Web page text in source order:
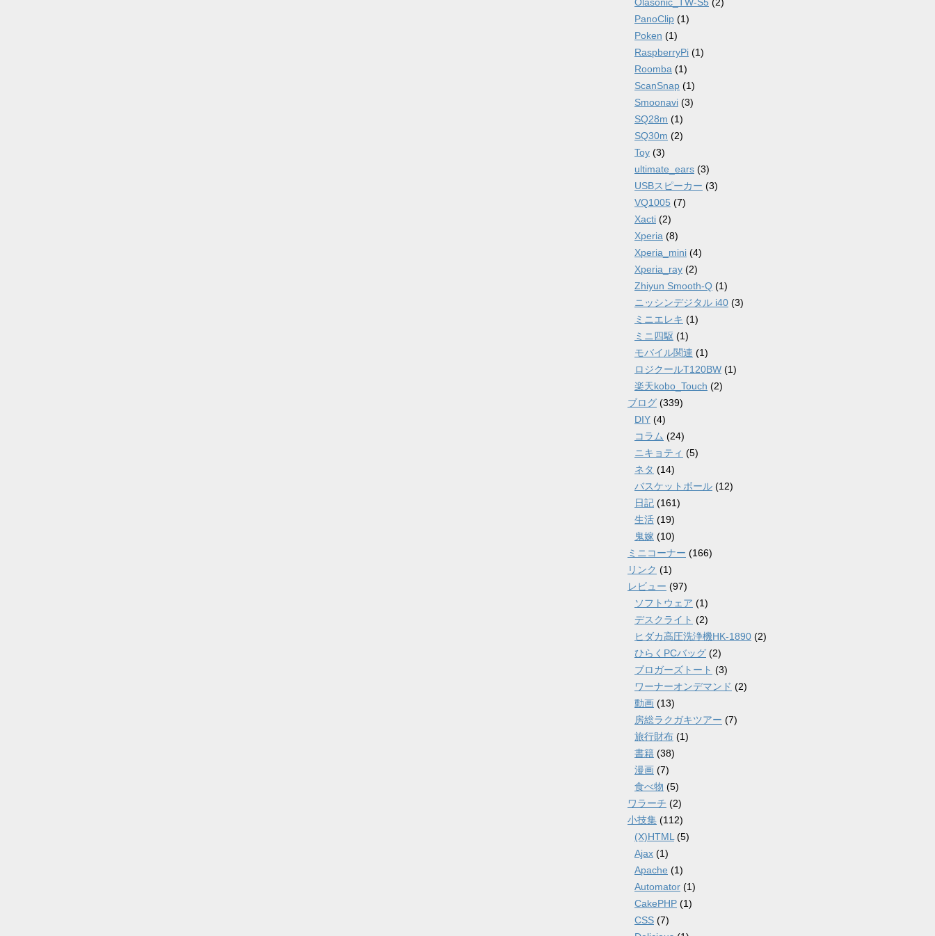
PanoClip (1)
Poken (1)
RaspberryPi (1)
Roomba (1)
ScanSnap (1)
Smoonavi (3)
SQ28m (1)
SQ30m (2)
Toy (3)
ultimate_ears (3)
USBスピーカー (3)
VQ1005 (7)
Xacti (2)
Xperia (8)
Xperia_mini (4)
Xperia_ray (2)
Zhiyun Smooth-Q (1)
ニッシンデジタル i40 (3)
ミニエレキ (1)
ミニ四駆 (1)
モバイル関連 (1)
ロジクールT120BW (1)
楽天kobo_Touch (2)
ブログ (339)
DIY (4)
コラム (24)
ニキョティ (5)
ネタ (14)
バスケットボール (12)
日記 (161)
生活 (19)
鬼嫁 (10)
ミニコーナー (166)
リンク (1)
レビュー (97)
ソフトウェア (1)
デスクライト (2)
ヒダカ高圧洗浄機HK-1890 (2)
ひらくPCバッグ (2)
ブロガーズトート (3)
ワーナーオンデマンド (2)
動画 (13)
房総ラクガキツアー (7)
旅行財布 (1)
書籍 (38)
漫画 (7)
食べ物 (5)
ワラーチ (2)
小技集 (112)
(X)HTML (5)
Ajax (1)
Apache (1)
Automator (1)
CakePHP (1)
CSS (7)